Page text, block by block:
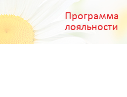
Программа
лояльности